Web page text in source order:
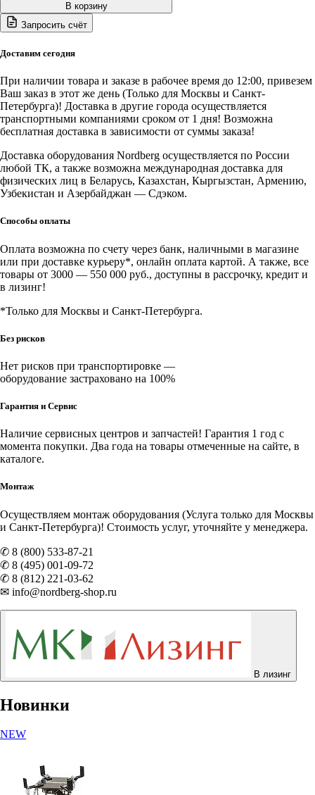
N300GB
NORDBERG
для
КПП
(подходит
для
стендов
N30057,
В корзину
Запросить счёт
Доставим сегодня
При наличии товара и заказе в рабочее время до 12:00, привезем
Ваш заказ в этот же день (Только для Москвы и Санкт-
Петербурга)! Доставка в другие города осуществляется
транспортными компаниями сроком от 1 дня! Возможна
бесплатная доставка в зависимости от суммы заказа!
Доставка оборудования Nordberg осуществляется по России
любой ТК, а также возможна международная доставка для
физических лиц в Беларусь, Казахстан, Кыргызстан, Армению,
Узбекистан и Азербайджан — Сдэком.
Способы оплаты
Оплата возможна по счету через банк, наличными в магазине
или при доставке курьеру*, онлайн оплата картой. А также, все
товары от 3000 — 550 000 руб., доступны в рассрочку, кредит и
в лизинг!
*Только для Москвы и Санкт-Петербурга.
Без рисков
Нет рисков при транспортировке —
оборудование застраховано на 100%
Гарантия и Сервис
Наличие сервисных центров и запчастей! Гарантия 1 год с
момента покупки. Два года на товары отмеченные на сайте, в
каталоге.
Монтаж
Осуществляем монтаж оборудования (Услуга только для Москвы
и Санкт-Петербурга)! Стоимость услуг, уточняйте у менеджера.
✆ 8 (800) 533-87-21
✆ 8 (495) 001-09-72
✆ 8 (812) 221-03-62
✉ info@nordberg-shop.ru
В лизинг
Новинки
NEW